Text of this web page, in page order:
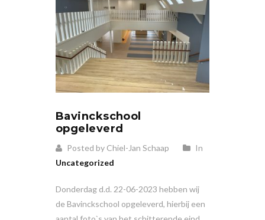
Bavinckschool
opgeleverd
Posted by Chiel-Jan Schaap
In
Uncategorized
Donderdag d.d. 22-06-2023 hebben wij
de Bavinckschool opgeleverd, hierbij een